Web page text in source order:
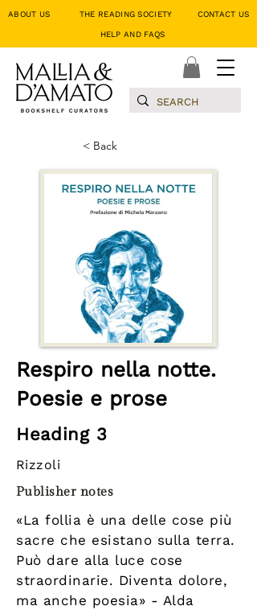
ABOUT US THE READING SOCIETY CONTACT
HELP AND FAQS
< Back
Respiro nella notte.
Poesie e prose
Heading 3
Rizzoli
Publisher notes
«La follia è una delle cose più
sacre che esistano sulla terra.
Può dare alla luce cose
straordinarie. Diventa dolore,
ma anche poesia» - Alda